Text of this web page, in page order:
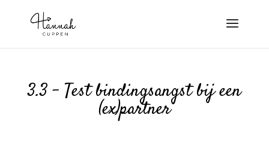
3.3 – Test bindingsangst bij een
(ex)partner